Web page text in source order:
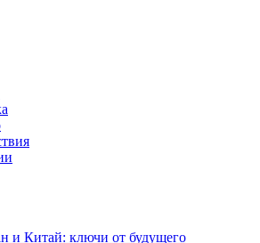
и Китай: ключи от будущего